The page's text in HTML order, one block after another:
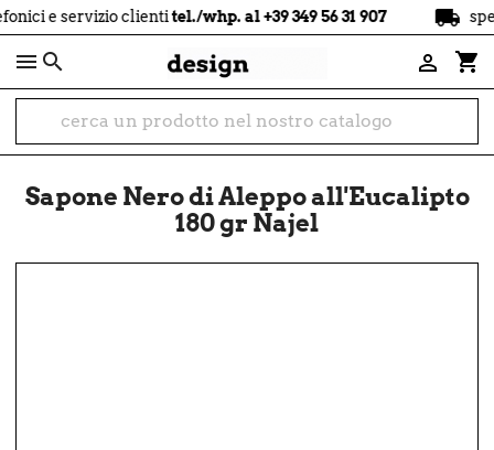
clientitel./whp. al +39 349 56 31 907 local_shipping spedizione
 shopping_cart

Sapone Nero di Aleppo all'Eucalipto
180 gr Najel